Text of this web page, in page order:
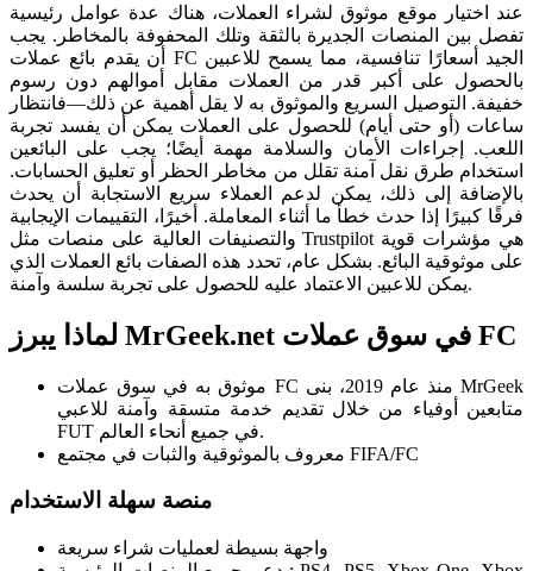
عند اختيار موقع موثوق لشراء العملات، هناك عدة عوامل رئيسية
تفصل بين المنصات الجديرة بالثقة وتلك المحفوفة بالمخاطر. يجب
أن يقدم بائع عملات FC الجيد أسعارًا تنافسية، مما يسمح للاعبين
بالحصول على أكبر قدر من العملات مقابل أموالهم دون رسوم
خفيفة. التوصيل السريع والموثوق به لا يقل أهمية عن ذلك—فانتظار
ساعات (أو حتى أيام) للحصول على العملات يمكن أن يفسد تجربة
اللعب. إجراءات الأمان والسلامة مهمة أيضًا؛ يجب على البائعين
استخدام طرق نقل آمنة تقلل من مخاطر الحظر أو تعليق الحسابات.
بالإضافة إلى ذلك، يمكن لدعم العملاء سريع الاستجابة أن يحدث
فرقًا كبيرًا إذا حدث خطأ ما أثناء المعاملة. أخيرًا، التقييمات الإيجابية
والتصنيفات العالية على منصات مثل Trustpilot هي مؤشرات قوية
على موثوقية البائع. بشكل عام، تحدد هذه الصفات بائع العملات الذي
يمكن للاعبين الاعتماد عليه للحصول على تجربة سلسة وآمنة.
لماذا يبرز MrGeek.net في سوق عملات FC
موثوق به في سوق عملات FC منذ عام 2019، بنى MrGeek
متابعين أوفياء من خلال تقديم خدمة متسقة وآمنة للاعبي
FUT في جميع أنحاء العالم.
معروف بالموثوقية والثبات في مجتمع FIFA/FC
منصة سهلة الاستخدام
واجهة بسيطة لعمليات شراء سريعة